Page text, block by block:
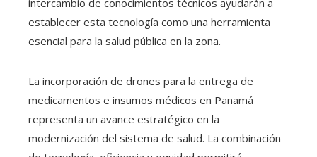
intercambio de conocimientos técnicos ayudarán a
establecer esta tecnología como una herramienta
esencial para la salud pública en la zona.
La incorporación de drones para la entrega de
medicamentos e insumos médicos en Panamá
representa un avance estratégico en la
modernización del sistema de salud. La combinación